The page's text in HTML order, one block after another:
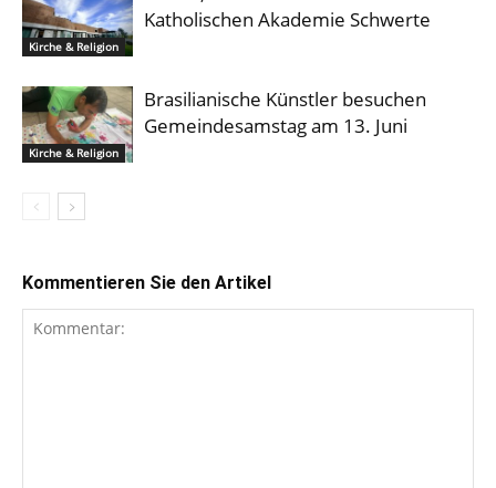
Kirche & Religion
Katholischen Akademie Schwerte
Kirche & Religion
Brasilianische Künstler besuchen
Gemeindesamstag am 13. Juni
Kommentieren Sie den Artikel